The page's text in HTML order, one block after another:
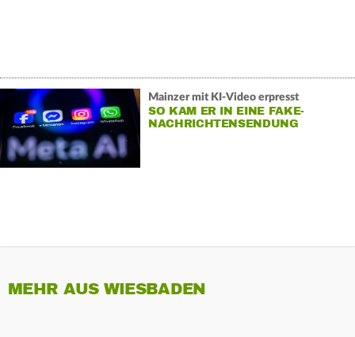
Mainzer mit KI-Video erpresst
SO KAM ER IN EINE FAKE-
NACHRICHTENSENDUNG
MEHR AUS WIESBADEN